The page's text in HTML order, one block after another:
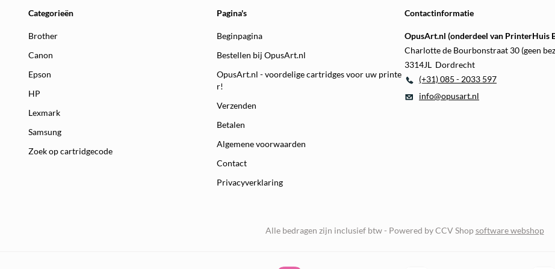
Categorieën
Brother
Canon
Epson
HP
Lexmark
Samsung
Zoek op cartridgecode
Pagina's
Beginpagina
Bestellen bij OpusArt.nl
OpusArt.nl - voordelige cartridges voor uw printe
r!
Verzenden
Betalen
Algemene voorwaarden
Contact
Privacyverklaring
Contactinformatie
OpusArt.nl (onderdeel van PrinterHuis
Charlotte de Bourbonstraat 30 (geen
3314JL Dordrecht
(+31) 085 - 2033 597
info@opusart.nl
Alle bedragen zijn inclusief btw - Powered by CCV Shopsoftware webshop